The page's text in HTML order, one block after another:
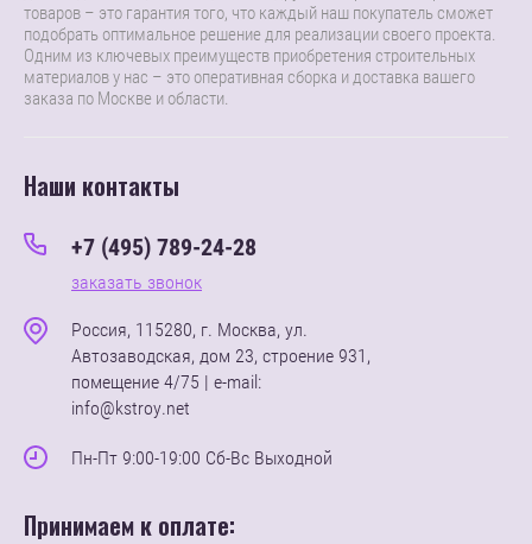
товаров – это гарантия того, что каждый наш покупатель сможет
подобрать оптимальное решение для реализации своего проекта.
Одним из ключевых преимуществ приобретения строительных
материалов у нас – это оперативная сборка и доставка вашего
заказа по Москве и области.
Наши контакты
+7 (495) 789-24-28
заказать звонок
Россия, 115280, г. Москва, ул.
Автозаводская, дом 23, строение 931,
помещение 4/75 | e-mail:
info@kstroy.net
Пн-Пт 9:00-19:00 Сб-Вс Выходной
Принимаем к оплате: